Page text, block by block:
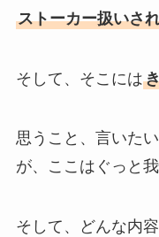
ストーカー扱いさ
そして、そこには
思うこと、言いた
が、ここはぐっと
そして、どんな内